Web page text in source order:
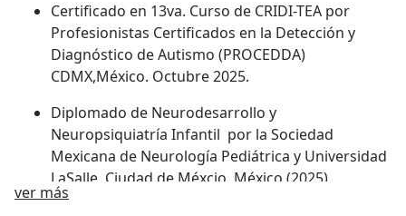
Certificado en 13va. Curso de CRIDI-TEA por
Profesionistas Certificados en la Detección y
Diagnóstico de Autismo (PROCEDDA)
CDMX,México. Octubre 2025.
Diplomado de Neurodesarrollo y
Neuropsiquiatría Infantil por la Sociedad
Mexicana de Neurología Pediátrica y Universidad
LaSalle, Ciudad de Méxcio, México (2025).
ver más